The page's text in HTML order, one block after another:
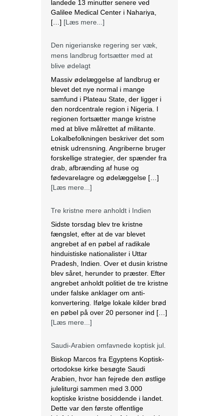
Den nigerianske regering ser væk,
mens landbrug fortsætter med at
Massiv ødelæggelse af landbrug er
blevet det nye normal i mange
samfund i Plateau State, der ligger i
regionen fortsætter mange kristne
med at blive målrettet af militante.
Lokalbefolkningen beskriver det som
etnisk udrensning. Angriberne bruger
forskellige strategier, der spænder fra
drab, afbrænding af huse og
fødevarelagre og ødelæggelse […]
[Læs mere...]
Tre kristne mere anholdt i Indien
Sidste torsdag blev tre kristne
angrebet af en pøbel af radikale
Pradesh, Indien. Over et dusin kristne
blev såret, herunder to præster. Efter
angrebet anholdt politiet de tre kristne
under falske anklager om anti-
konvertering. Ifølge lokale kilder brød
en pøbel på over 20 personer ind […]
[Læs mere...]
Saudi-Arabien omfavnede koptisk jul.
Biskop Marcos fra Egyptens Koptisk-
Arabien, hvor han fejrede den østlige
koptiske kristne bosiddende i landet.
Dette var den første offentlige
julefejring anerkendt af den islamiske
nation, der er hjemsted for
pilgrimsfærdsstederne Mekka og
Medina. Marcos besøgte Saudi